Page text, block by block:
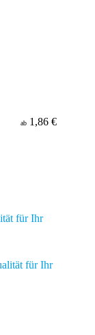
ab 1,86 €
für Ihr